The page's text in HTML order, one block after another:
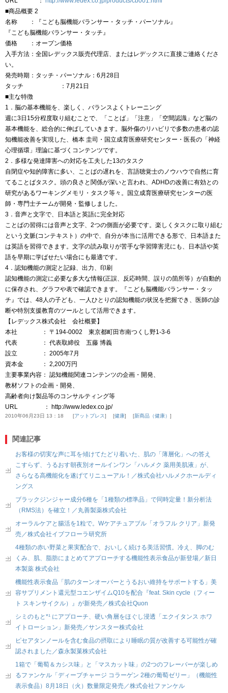
■商品概要 2
名称 ：『こども脳機能バランサー・タッチ・パーソナル』
『こども脳機能バランサー・タッチ』
価格 ：オープン価格
入手方法：全国レデックス販売代理店、またはレデックスに直接ご連絡くださ
い。
発売時期：タッチ・パーソナル：6月28日
タッチ ：7月21日
■主な特徴
1．脳の基本機能を、楽しく、バランスよくトレーニング
週に3日15分程度取り組むことで、「ことば」「注意」「空間認識」など脳の
基本機能を、総合的に伸ばしていきます。脳外傷のリハビリで多数の患者の認
知機能改善を実現した、橋本 圭司・国立成育医療研究センター・医長の「神経
心理循環」理論に基づくコンテンツです。
2．多様な発達障害への対応を工夫した13のタスク
自閉症や知的障害に多い、ことばの遅れを、言語聴覚士のノウハウで自然に育
てることばタスク。頭の良さと関係が深いと言われ、ADHDの改善に有効との
研究があるワーキングメモリ・タスク等々。国立成育医療研究センターの医
師・専門士チームが開発・監修しました。
3．音声と文字で、日本語と英語に完全対応
ことばの習得には音声と文字、2つの側面が必要です。楽しくタスクに取り組む
という文脈(コンテキスト）の中で、自分が本当に活用できる形で、日本語また
は英語を習得できます。文字の読み取りが苦手な学習障害児にも、日本語や英
語を早期に学ばせたい場合にも最適です。
4．認知機能の測定と記録、出力、印刷
認知機能の測定に必要な多大な情報(正誤、反応時間、誤りの箇所等）が自動的
に保存され、グラフや表で確認できます。『こども脳機能バランサー・タッ
チ』では、48人の子ども、一人ひとりの認知機能の状況を把握でき、医師の診
断や特別支援教育のツールとして活用できます。
【レデックス株式会社 会社概要】
本社 ： 〒194-0002 東京都町田市南つくし野1-3-6
代表 ： 代表取締役 五藤 博義
設立 ： 2005年7月
資本金 ： 2,200万円
主要事業内容： 認知機能関連コンテンツの企画・開発、
教材ソフトの企画・開発、
高齢者向け製品等のコンサルティング等
URL ： http://www.ledex.co.jp/
2010年06月23日 13：18 アットプレス 健康 新商品（健康）
関連記事
お客様の切実な声に耳を傾けてたどり着いた、肌の「薄層化」への答え
こすらず、うるおす朝夜別オールインワン「ハルメク 薬用美肌液」が、
さらなる高機能化を遂げてリニューアル！／株式会社ハルメクホールディ
ングス
ブラックジンジャー成分6種を「1種類の標準品」で同時定量！新分析法
（RMS法）を確立！／丸善製薬株式会社
オーラルケアと腸活を1粒で。Wケアチュアブル「オラフル クリア」新発
売／株式会社イブフローラ研究所
4種類の赤い野菜と果実配合で、おいしく続ける美活習慣。冷え、脚のむ
くみ、肌、脂肪にまとめてアプローチする機能性表示食品が新登場／新日
本製薬 株式会社
機能性表示食品「肌のターンオーバーとうるおい維持をサポートする」美
容サプリメント還元型コエンザイムQ10を配合『feat. Skin cycle（フィー
ト スキンサイクル）』が新発売／株式会社Quon
シミのもと*¹ にアプローチ、硬い角層をほぐし浸透「エクイタンス ホワ
イトローション」新発売／サンスター株式会社
ピセアタンノールを含む食品の摂取により睡眠の質が改善する可能性が確
認されました／森永製菓株式会社
1箱で「葡萄＆カシス味」と「マスカット味」の2つのフレーバーが楽しめ
るファンケル「ディープチャージ コラーゲン 2種の葡萄ゼリー」（機能性
表示食品）8月18日（火）数量限定発売／株式会社ファンケル